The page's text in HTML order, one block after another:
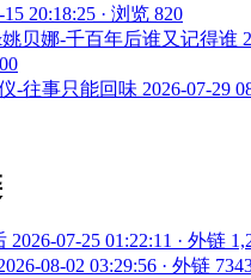
15 20:18:25 · 浏览 820
贝娜-千百年后谁又记得谁
-往事只能回味 2026-07-29
2026-07-25 01:22:11 · 外链
08-02 03:29:56 · 外链